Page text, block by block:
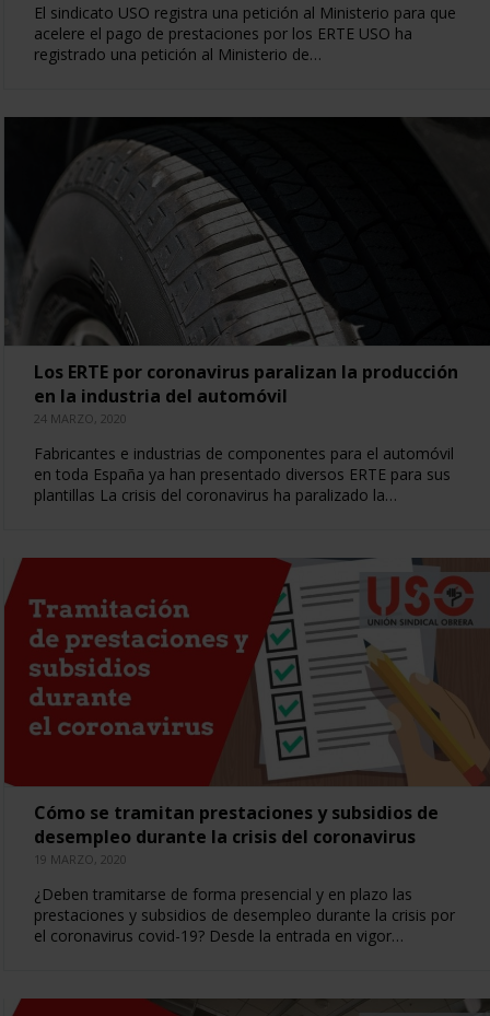
El sindicato USO registra una petición al Ministerio para que
acelere el pago de prestaciones por los ERTE USO ha
registrado una petición al Ministerio de…
Los ERTE por coronavirus paralizan la producción
en la industria del automóvil
24 MARZO, 2020
Fabricantes e industrias de componentes para el automóvil
en toda España ya han presentado diversos ERTE para sus
plantillas La crisis del coronavirus ha paralizado la…
Cómo se tramitan prestaciones y subsidios de
desempleo durante la crisis del coronavirus
19 MARZO, 2020
¿Deben tramitarse de forma presencial y en plazo las
prestaciones y subsidios de desempleo durante la crisis por
el coronavirus covid-19? Desde la entrada en vigor…